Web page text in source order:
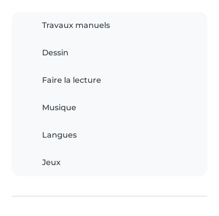
Travaux manuels
Dessin
Faire la lecture
Musique
Langues
Jeux